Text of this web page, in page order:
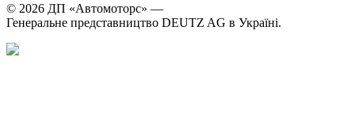
© 2026 ДП «Автомоторс» —
Генеральне представництво DEUTZ AG в Україні.